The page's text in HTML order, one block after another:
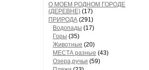
О МОЕМ РОДНОМ ГОРОДЕ
(ДЕРЕВНЕ) (17)
ПРИРОДА (291)
Водопады (17)
Горы (35)
Животные (20)
МЕСТА разные (43)
Озера,ручьи (59)